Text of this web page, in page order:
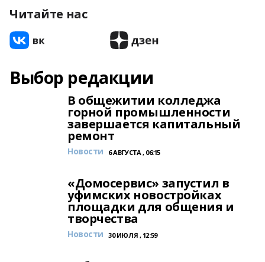
Читайте нас
Выбор редакции
В общежитии колледжа
горной промышленности
завершается капитальный
ремонт
Новости 6 АВГУСТА , 06:15
«Домосервис» запустил в
уфимских новостройках
площадки для общения и
творчества
Новости 30 ИЮЛЯ , 12:59